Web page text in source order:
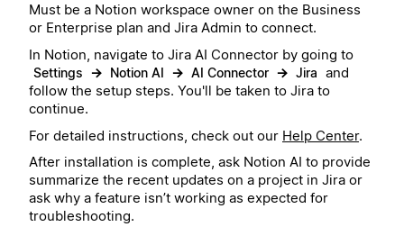
Must be a Notion workspace owner on the Business
or Enterprise plan and Jira Admin to connect.
In Notion, navigate to Jira AI Connector by going to
Settings → Notion AI → AI Connector → Jira and
follow the setup steps. You'll be taken to Jira to
continue.
For detailed instructions, check out our Help Center.
After installation is complete, ask Notion AI to provide
summarize the recent updates on a project in Jira or
ask why a feature isn’t working as expected for
troubleshooting.